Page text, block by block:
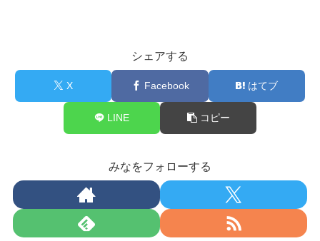
シェアする
X Facebook はてブ
LINE コピー
みなをフォローする